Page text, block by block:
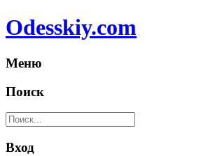
Odesskiy.com
Меню
Поиск
Вход